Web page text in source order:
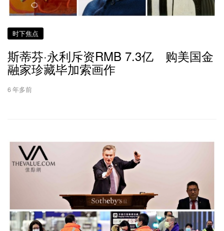
时下焦点
斯蒂芬·永利斥资RMB 7.3亿 购美国金
融家珍藏毕加索画作
6 年多前